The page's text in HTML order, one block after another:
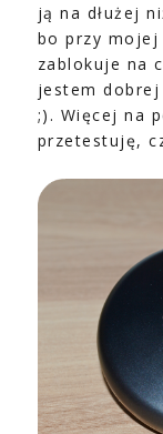
ją na dłużej
bo przy mojej
zablokuje na
jestem
;). Więcej na
przetestuję,